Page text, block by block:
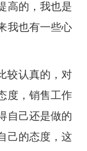
高的，我也是
我也有一些心
较认真的，对
度，销售工作
自己还是做的
己的态度，这